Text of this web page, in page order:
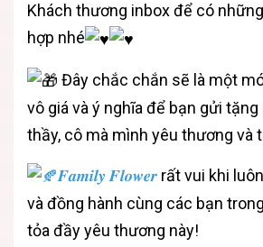
Khách thương inbox để có
hợp nhé
Đây chắc chắn sẽ là một
vô giá và ý nghĩa để bạn gửi
thầy, cô mà mình yêu thương và
𝑭𝒂𝒎𝒊𝒍𝒚 𝑭𝒍𝒐𝒘𝒆𝒓 rất vui khi
và đồng hành cùng các bạn
tỏa đầy yêu thương này!